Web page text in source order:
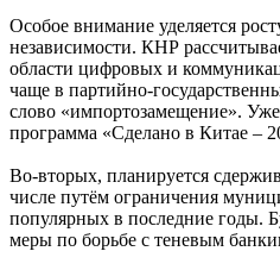
Особое внимание уделяется
независимости. КНР
области цифровых и
чаще в партийно-
слово «импортозамещение». Уже
программа «Сделано в Китае –
Во-вторых, планируется
числе путём ограничения
популярных в последние годы.
меры по борьбе с теневым